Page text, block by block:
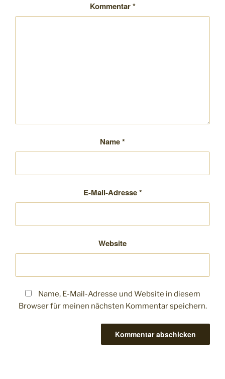
Kommentar*
Name*
E-Mail-Adresse*
Website
Name, E-Mail-Adresse und Website in diesem
Browser für meinen nächsten Kommentar speichern.